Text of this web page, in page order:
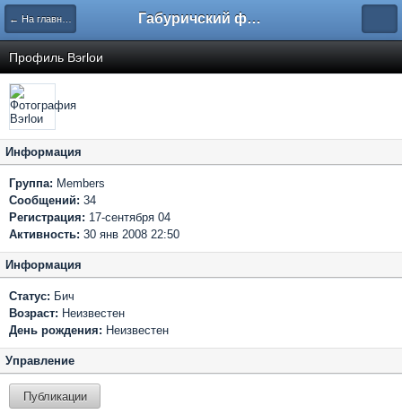
← На главную Габуричский форум
Профиль Bэrloи
Информация
Группа: Members
Сообщений: 34
Регистрация: 17-сентября 04
Активность: 30 янв 2008 22:50
Информация
Статус: Бич
Возраст: Неизвестен
День рождения: Неизвестен
Управление
Публикации